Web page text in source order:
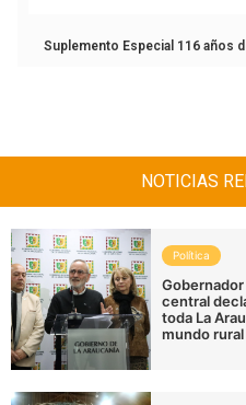
Suplemento Especial 116 años
NOTICIAS
Política
central
toda La
mundo rural